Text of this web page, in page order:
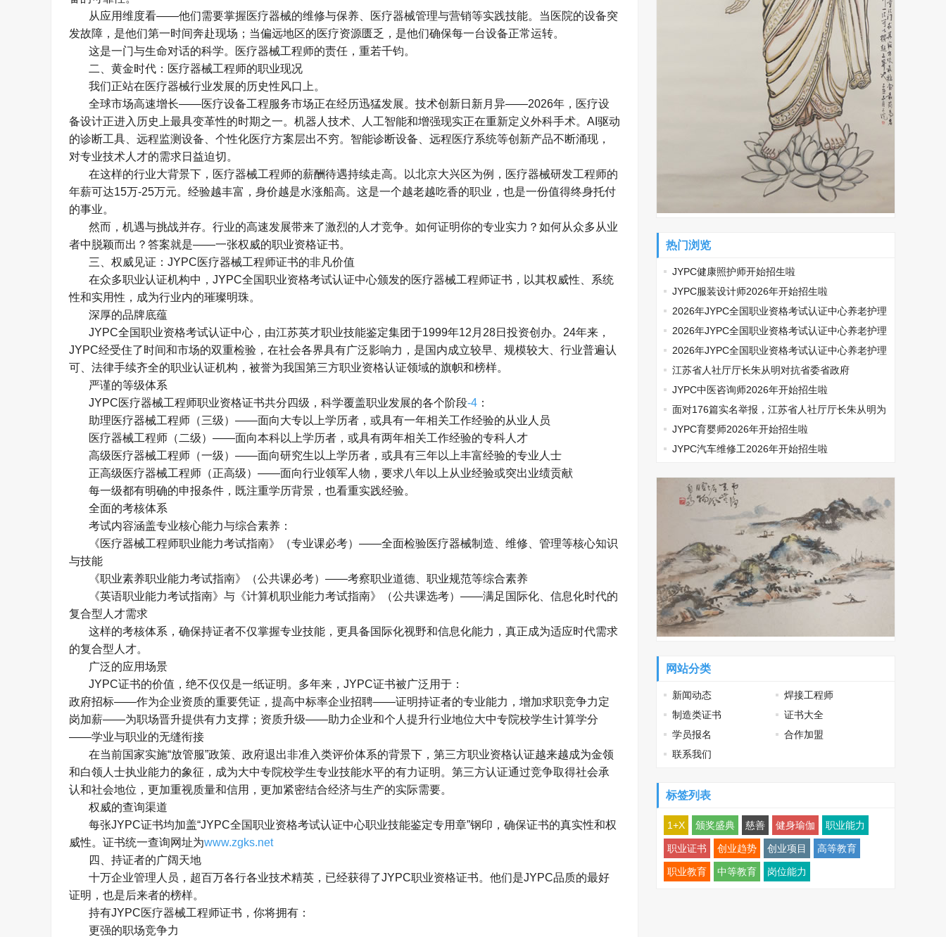
从应用维度看——他们需要掌握医疗器械的维修与保养、医疗器械管理与营销等实践技能。当医院的设备突
发故障，是他们第一时间奔赴现场；当偏远地区的医疗资源匮乏，是他们确保每一台设备正常运转。
这是一门与生命对话的科学。医疗器械工程师的责任，重若千钧。
二、黄金时代：医疗器械工程师的职业现况
我们正站在医疗器械行业发展的历史性风口上。
全球市场高速增长——医疗设备工程服务市场正在经历迅猛发展。技术创新日新月异——2026年，医疗设
备设计正进入历史上最具变革性的时期之一。机器人技术、人工智能和增强现实正在重新定义外科手术。 AI 驱动
的诊断工具、远程监测设备、个性化医疗方案层出不穷。智能诊断设备、远程医疗系统等创新产品不断涌现，
对专业技术人才的需求日益迫切。
在这样的行业大背景下，医疗器械工程师的薪酬待遇持续走高。以北京大兴区为例，医疗器械研发工程师的
年薪可达15万-25万元。经验越丰富，身价越是水涨船高。这是一个越老越吃香的职业，也是一份值得终身托付
的事业。
然而，机遇与挑战并存。行业的高速发展带来了激烈的人才竞争。如何证明你的专业实力？如何从众多从业
者中脱颖而出？答案就是——一张权威的职业资格证书。
三、权威见证： JYPC医疗器械工程师证书的非凡价值
在众多职业认证机构中， JYPC全国职业资格考试认证中心颁发的医疗器械工程师证书，以其权威性、系统
性和实用性，成为行业内的璀璨明珠。
深厚的品牌底蕴
JYPC全国职业资格考试认证中心，由江苏英才职业技能鉴定集团于1999年12 月 28日投资创办。 24年来，
JYPC经受住了时间和市场的双重检验，在社会各界具有广泛影响力，是国内成立较早、规模较大、行业普遍认
可、法律手续齐全的职业认证机构，被誉为我国第三方职业资格认证领域的旗帜和榜样。
严谨的等级体系
JYPC医疗器械工程师职业资格证书共分四级，科学覆盖职业发展的各个阶段-4 ：
助理医疗器械工程师（三级） ——面向大专以上学历者，或具有一年相关工作经验的从业人员
医疗器械工程师（二级） ——面向本科以上学历者，或具有两年相关工作经验的专科人才
高级医疗器械工程师（一级） ——面向研究生以上学历者，或具有三年以上丰富经验的专业人士
正高级医疗器械工程师（正高级） ——面向行业领军人物，要求八年以上从业经验或突出业绩贡献
每一级都有明确的申报条件，既注重学历背景，也看重实践经验。
全面的考核体系
考试内容涵盖专业核心能力与综合素养：
《医疗器械工程师职业能力考试指南》（专业课必考） ——全面检验医疗器械制造、维修、管理等核心知识
与技能
《职业素养职业能力考试指南》（公共课必考） ——考察职业道德、职业规范等综合素养
《英语职业能力考试指南》与《计算机职业能力考试指南》（公共课选考） ——满足国际化、信息化时代的
复合型人才需求
这样的考核体系，确保持证者不仅掌握专业技能，更具备国际化视野和信息化能力，真正成为适应时代需求
的复合型人才。
广泛的应用场景
JYPC证书的价值，绝不仅仅是一纸证明。多年来， JYPC证书被广泛用于：
政府招标——作为企业资质的重要凭证，提高中标率企业招聘——证明持证者的专业能力，增加求职竞争力定
岗加薪——为职场晋升提供有力支撑；资质升级——助力企业和个人提升行业地位大中专院校学生计算学分
——学业与职业的无缝衔接
在当前国家实施“放管服”政策、政府退出非准入类评价体系的背景下，第三方职业资格认证越来越成为金领
和白领人士执业能力的象征，成为大中专院校学生专业技能水平的有力证明。第三方认证通过竞争取得社会承
认和社会地位，更加重视质量和信用，更加紧密结合经济与生产的实际需要。
权威的查询渠道
每张JYPC证书均加盖“JYPC全国职业资格考试认证中心职业技能鉴定专用章”钢印，确保证书的真实性和权
威性。证书统一查询网址为www.zgks.net
四、持证者的广阔天地
十万企业管理人员，超百万各行各业技术精英，已经获得了JYPC职业资格证书。他们是JYPC品质的最好
证明，也是后来者的榜样。
持有JYPC医疗器械工程师证书，你将拥有：
更强的职场竞争力
热门浏览
JYPC健康照护师开始招生啦
JYPC服装设计师2026年开始招生啦
2026年JYPC全国职业资格考试认证中心养老护理
师开始报名啦
2026年JYPC全国职业资格考试认证中心养老护理
师开始报名啦
2026年JYPC全国职业资格考试认证中心养老护理
师开始报名啦
江苏省人社厅厅长朱从明对抗省委省政府
JYPC中医咨询师2026年开始招生啦
面对176篇实名举报，江苏省人社厅厅长朱从明为
何选择沉默
JYPC育婴师2026年开始招生啦
JYPC汽车维修工2026年开始招生啦
网站分类
新闻动态
焊接工程师
制造类证书
证书大全
学员报名
合作加盟
联系我们
标签列表
1+X 颁奖盛典 慈善 健身瑜伽 职业能力
职业证书 创业趋势 创业项目 高等教育
职业教育 中等教育 岗位能力